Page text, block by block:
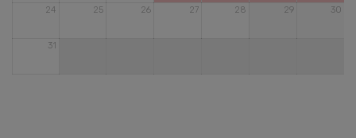
24 25 26 27 28 29 30
31